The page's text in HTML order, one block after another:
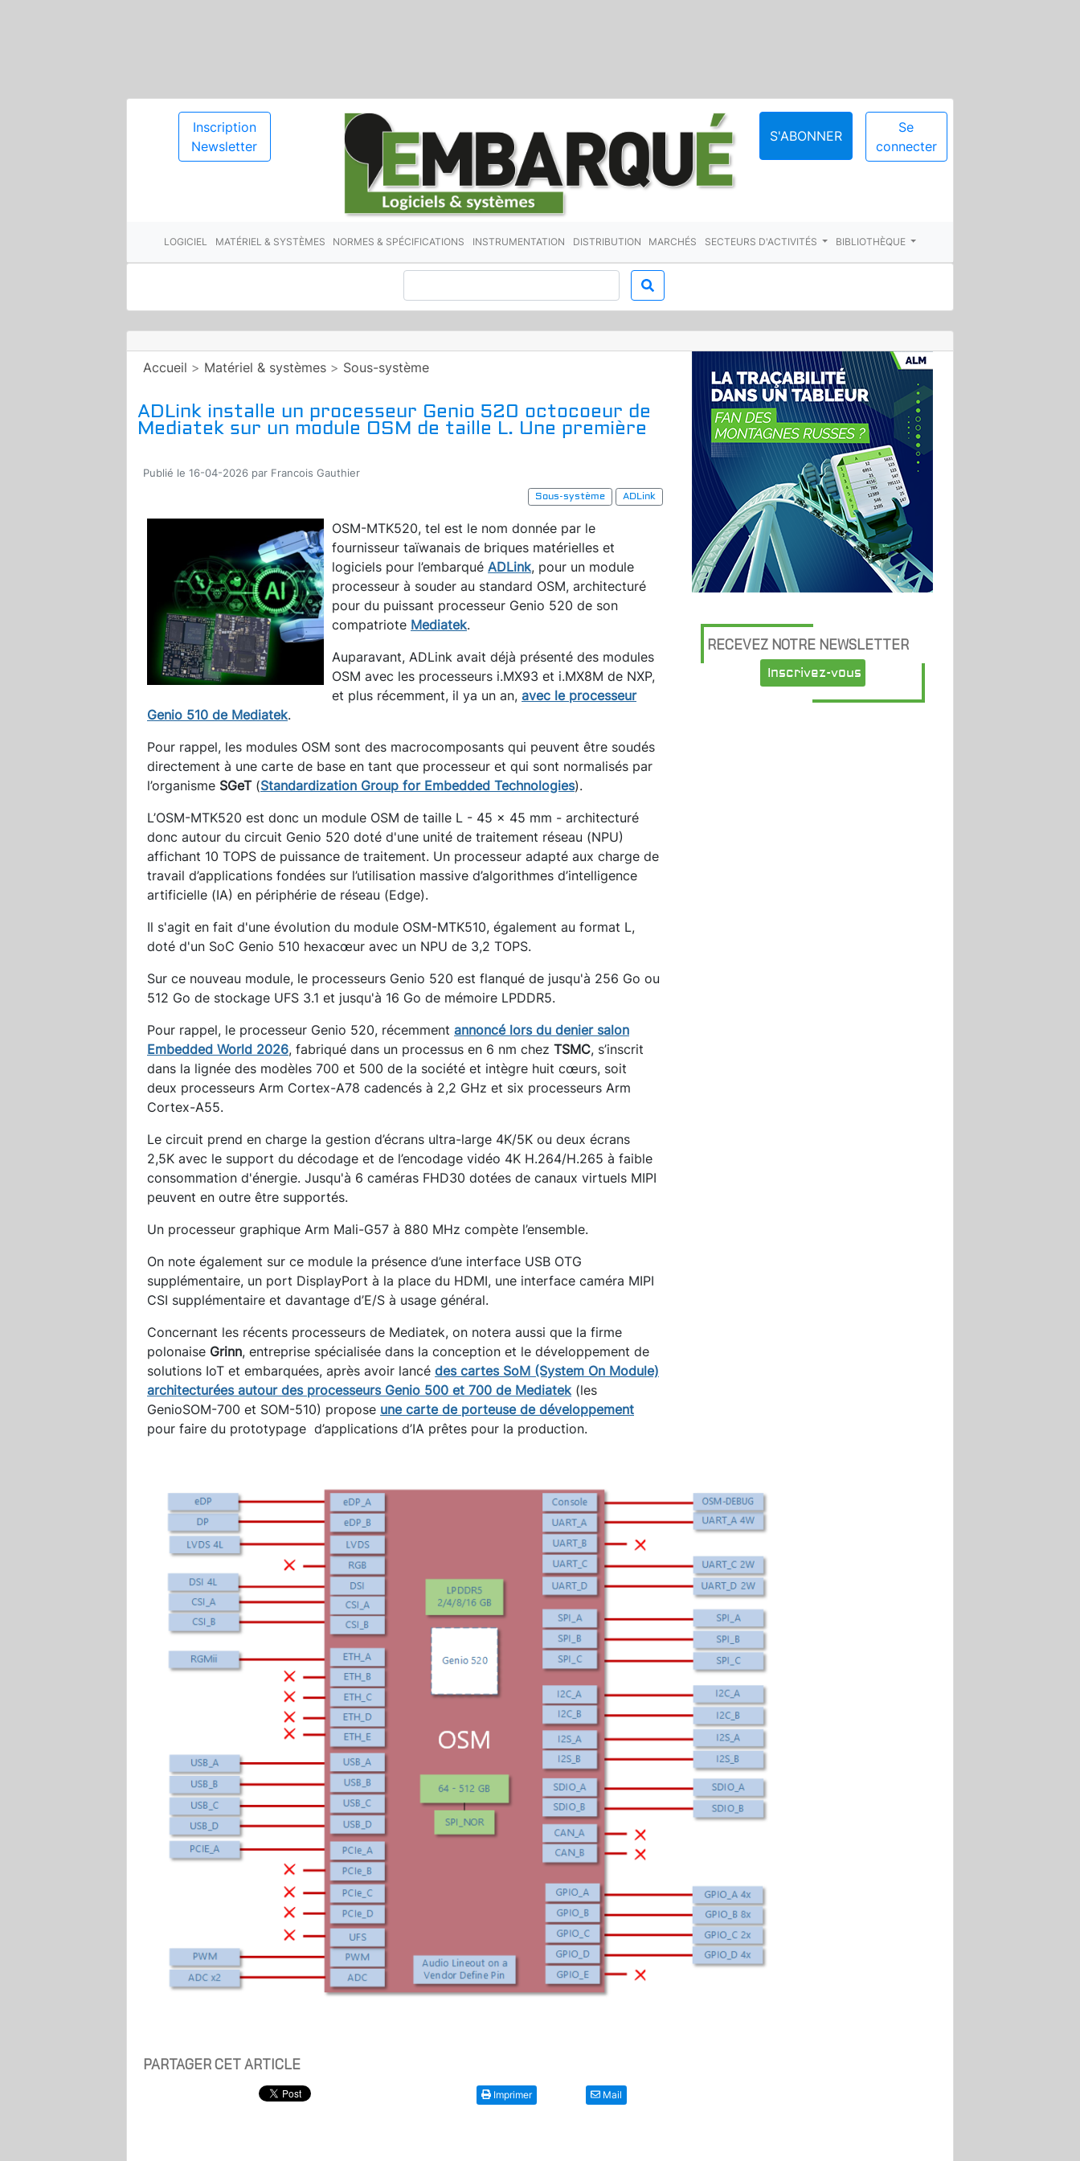
Inscription
Newsletter
S'ABONNER
Se
connecter
LOGICIEL MATÉRIEL & SYSTÈMES NORMES & SPÉCIFICATIONS INSTRUMENTATION DISTRIBUTION MARCHÉS SECTEURS D'ACTIVITÉS BIBLIOTHÈQUE
Accueil > Matériel & systèmes > Sous-système
ADLink installe un processeur Genio 520 octocoeur de
Mediatek sur un module OSM de taille L. Une première
Publié le 16-04-2026 par Francois Gauthier
Sous-système
ADLink
OSM-MTK520, tel est le nom donnée par le
fournisseur taïwanais de briques matérielles et
logiciels pour l’embarqué ADLink, pour un module
processeur à souder au standard OSM, architecturé
pour du puissant processeur Genio 520 de son
compatriote Mediatek.
Auparavant, ADLink avait déjà présenté des modules
OSM avec les processeurs i.MX93 et i.MX8M de NXP,
et plus récemment, il ya un an, avec le processeur
Genio 510 de Mediatek.
Pour rappel, les modules OSM sont des macrocomposants qui peuvent être soudés
directement à une carte de base en tant que processeur et qui sont normalisés par
l’organisme SGeT(Standardization Group for Embedded Technologies).
L’OSM-MTK520 est donc un module OSM de taille L - 45 x 45 mm - architecturé
donc autour du circuit Genio 520 doté d'une unité de traitement réseau (NPU)
affichant 10 TOPS de puissance de traitement. Un processeur adapté aux charge de
travail d’applications fondées sur l’utilisation massive d’algorithmes d’intelligence
artificielle (IA) en périphérie de réseau (Edge).
Il s'agit en fait d'une évolution du module OSM-MTK510, également au format L,
doté d'un SoC Genio 510 hexacœur avec un NPU de 3,2 TOPS.
Sur ce nouveau module, le processeurs Genio 520 est flanqué de jusqu'à 256 Go ou
512 Go de stockage UFS 3.1 et jusqu'à 16 Go de mémoire LPDDR5.
Pour rappel, le processeur Genio 520, récemment annoncé lors du denier salon
Embedded World 2026, fabriqué dans un processus en 6 nm chez TSMC, s’inscrit
dans la lignée des modèles 700 et 500 de la société et intègre huit cœurs, soit
deux processeurs Arm Cortex-A78 cadencés à 2,2 GHz et six processeurs Arm
Cortex-A55.
Le circuit prend en charge la gestion d’écrans ultra-large 4K/5K ou deux écrans
2,5K avec le support du décodage et de l’encodage vidéo 4K H.264/H.265 à faible
consommation d'énergie. Jusqu'à 6 caméras FHD30 dotées de canaux virtuels MIPI
peuvent en outre être supportés.
Un processeur graphique Arm Mali-G57 à 880 MHz compète l’ensemble.
On note également sur ce module la présence d’une interface USB OTG
supplémentaire, un port DisplayPort à la place du HDMI, une interface caméra MIPI
CSI supplémentaire et davantage d’E/S à usage général.
Concernant les récents processeurs de Mediatek, on notera aussi que la firme
polonaise Grinn, entreprise spécialisée dans la conception et le développement de
solutions IoT et embarquées, après avoir lancé des cartes SoM (System On Module)
architecturées autour des processeurs Genio 500 et 700 de Mediatek (les
GenioSOM-700 et SOM-510) propose une carte de porteuse de développement
pour faire du prototypage d’applications d’IA prêtes pour la production.
PARTAGER CET ARTICLE
Imprimer Mail
RECEVEZ NOTRE NEWSLETTER
Inscrivez-vous